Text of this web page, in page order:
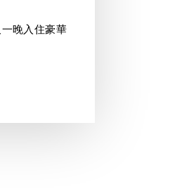
晚入住豪華